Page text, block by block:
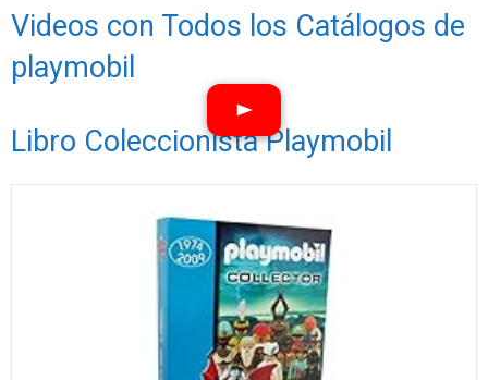
Videos con Todos los Catálogos de
playmobil
Libro Coleccionista Playmobil